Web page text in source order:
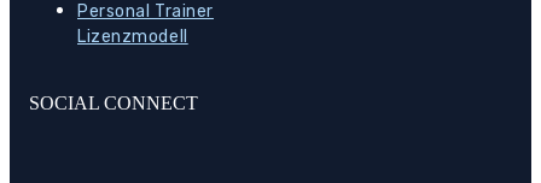
Personal Trainer
Lizenzmodell
SOCIAL CONNECT